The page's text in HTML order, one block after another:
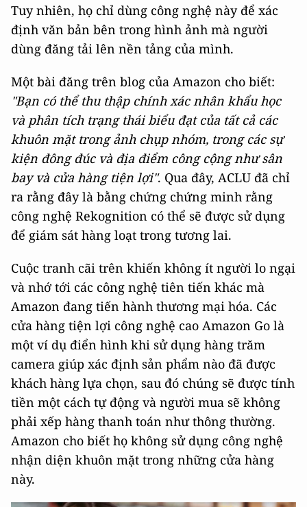
Tuy nhiên, họ chỉ dùng công nghệ này để xác
định văn bản bên trong hình ảnh mà người
dùng đăng tải lên nền tảng của mình.
Một bài đăng trên blog của Amazon cho biết:
"Bạn có thể thu thập chính xác nhân khẩu học
và phân tích trạng thái biểu đạt của tất cả các
khuôn mặt trong ảnh chụp nhóm, trong các sự
kiện đông đúc và địa điểm công cộng như sân
bay và cửa hàng tiện lợi". Qua đây, ACLU đã chỉ
ra rằng đây là bằng chứng chứng minh rằng
công nghệ Rekognition có thể sẽ được sử dụng
để giám sát hàng loạt trong tương lai.
Cuộc tranh cãi trên khiến không ít người lo ngại
và nhớ tới các công nghệ tiên tiến khác mà
Amazon đang tiến hành thương mại hóa. Các
cửa hàng tiện lợi công nghệ cao Amazon Go là
một ví dụ điển hình khi sử dụng hàng trăm
camera giúp xác định sản phẩm nào đã được
khách hàng lựa chọn, sau đó chúng sẽ được tính
tiền một cách tự động và người mua sẽ không
phải xếp hàng thanh toán như thông thường.
Amazon cho biết họ không sử dụng công nghệ
nhận diện khuôn mặt trong những cửa hàng
này.